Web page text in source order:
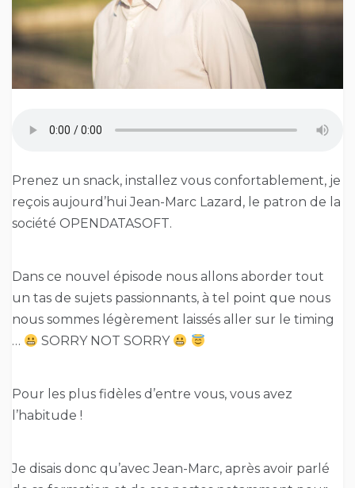
Prenez un snack, installez vous confortablement, je
reçois aujourd’hui Jean-Marc Lazard, le patron de la
société OPENDATASOFT.
Dans ce nouvel épisode nous allons aborder tout
un tas de sujets passionnants, à tel point que nous
nous sommes légèrement laissés aller sur le timing
…
SORRY NOT SORRY
Pour les plus fidèles d’entre vous, vous avez
l’habitude !
Je disais donc qu’avec Jean-Marc, après avoir parlé